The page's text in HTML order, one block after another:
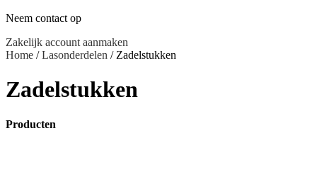
Neem contact op
Zakelijk account aanmaken
Home /Lasonderdelen / Zadelstukken
Zadelstukken
Producten